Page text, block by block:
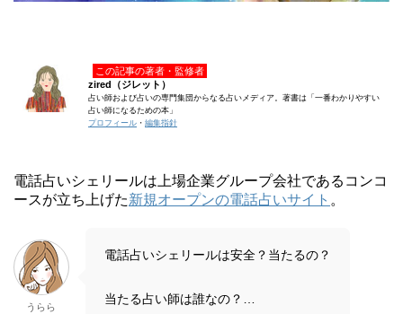
この記事の著者・監修者
zired（ジレット）
占い師および占いの専門集団からなる占いメディア。著書は「一番わかりやすい
占い師になるための本」
プロフィール ・ 編集指針
電話占いシェリールは上場企業グループ会社であるコンコ
ースが立ち上げた新規オープンの電話占いサイト 。
うらら
電話占いシェリールは安全？当たるの？
当たる占い師は誰なの？…